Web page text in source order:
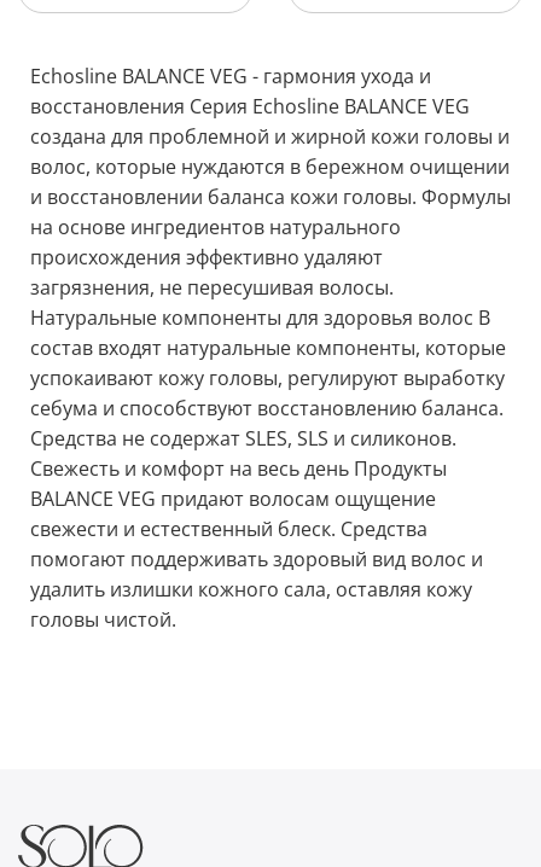
Echosline BALANCE VEG - гармония ухода и
восстановления Серия Echosline BALANCE VEG
создана для проблемной и жирной кожи головы и
волос, которые нуждаются в бережном очищении
и восстановлении баланса кожи головы. Формулы
на основе ингредиентов натурального
происхождения эффективно удаляют
загрязнения, не пересушивая волосы.
Натуральные компоненты для здоровья волос В
состав входят натуральные компоненты, которые
успокаивают кожу головы, регулируют выработку
себума и способствуют восстановлению баланса.
Средства не содержат SLES, SLS и силиконов.
Свежесть и комфорт на весь день Продукты
BALANCE VEG придают волосам ощущение
свежести и естественный блеск. Средства
помогают поддерживать здоровый вид волос и
удалить излишки кожного сала, оставляя кожу
головы чистой.